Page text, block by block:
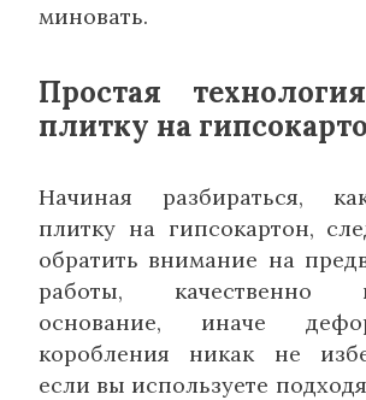
миновать.
Простая
плитку на
Начиная разбираться,
плитку на гипсокартон,
обратить внимание на
работы, качественно
основание, иначе
коробления никак не
если вы используете